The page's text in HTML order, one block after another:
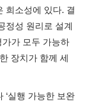
희소성에 있다. 결
정성 원리로 설계
가 모두 가능하
장치가 함께 세
‘실행 가능한 보완